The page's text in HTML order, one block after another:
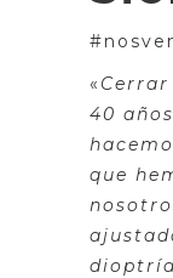
«
40
que